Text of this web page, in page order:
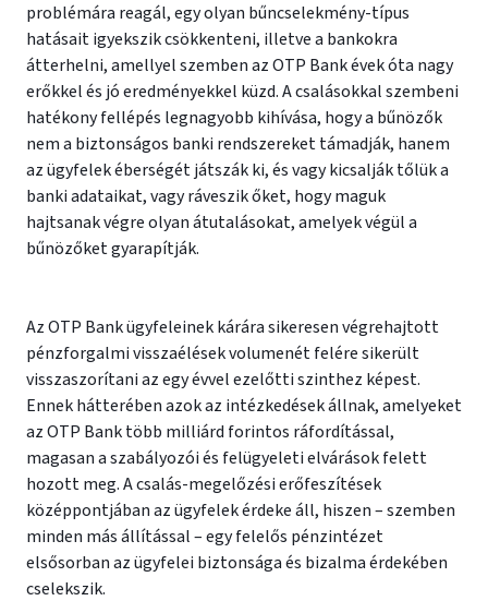
problémára reagál, egy olyan bűncselekmény-típus
hatásait igyekszik csökkenteni, illetve a bankokra
átterhelni, amellyel szemben az OTP Bank évek óta nagy
erőkkel és jó eredményekkel küzd. A csalásokkal szembeni
hatékony fellépés legnagyobb kihívása, hogy a bűnözők
nem a biztonságos banki rendszereket támadják, hanem
az ügyfelek éberségét játszák ki, és vagy kicsalják tőlük a
banki adataikat, vagy ráveszik őket, hogy maguk
hajtsanak végre olyan átutalásokat, amelyek végül a
bűnözőket gyarapítják.
Az OTP Bank ügyfeleinek kárára sikeresen végrehajtott
pénzforgalmi visszaélések volumenét felére sikerült
visszaszorítani az egy évvel ezelőtti szinthez képest.
Ennek hátterében azok az intézkedések állnak, amelyeket
az OTP Bank több milliárd forintos ráfordítással,
magasan a szabályozói és felügyeleti elvárások felett
hozott meg. A csalás-megelőzési erőfeszítések
középpontjában az ügyfelek érdeke áll, hiszen – szemben
minden más állítással – egy felelős pénzintézet
elsősorban az ügyfelei biztonsága és bizalma érdekében
cselekszik.